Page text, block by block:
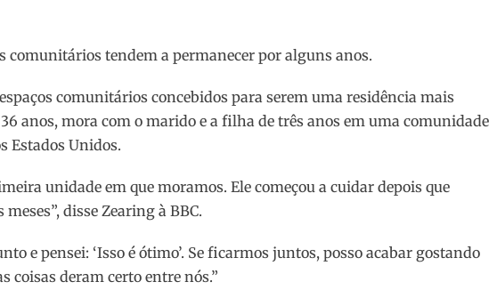
comunitários tendem a permanecer por alguns anos.
comunitários concebidos para serem uma residência mais
anos, mora com o marido e a filha de três anos em uma comunidade
Estados Unidos.
unidade em que moramos. Ele começou a cuidar depois que
disse Zearing à BBC.
e pensei: ‘Isso é ótimo’. Se ficarmos juntos, posso acabar gostando
coisas deram certo entre nós.”